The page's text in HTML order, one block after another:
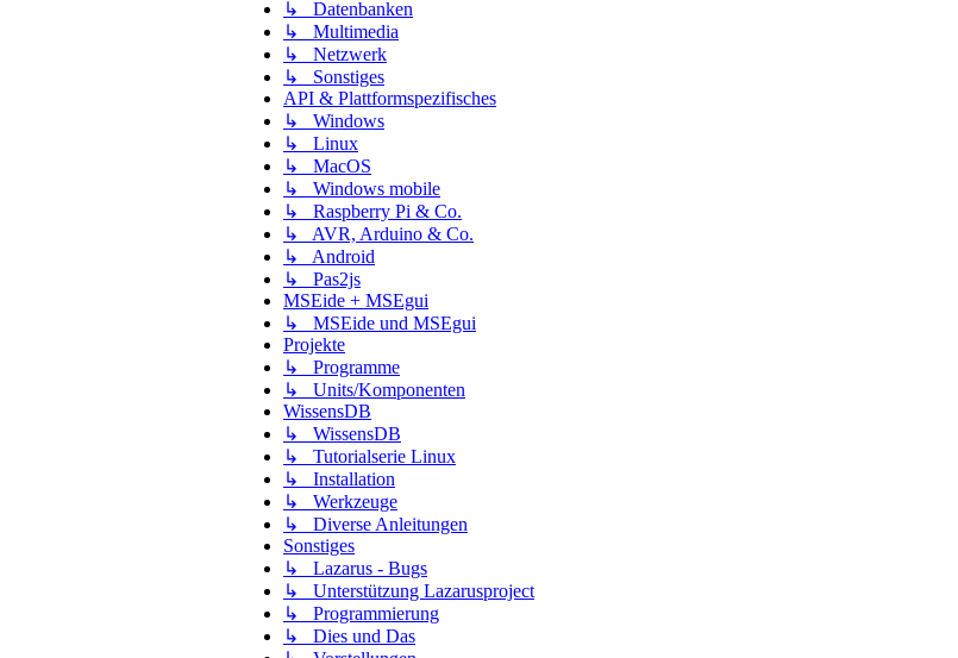
↳ Datenbanken
↳ Multimedia
↳ Netzwerk
↳ Sonstiges
API & Plattformspezifisches
↳ Windows
↳ Linux
↳ MacOS
↳ Windows mobile
↳ Raspberry Pi & Co.
↳ AVR, Arduino & Co.
↳ Android
↳ Pas2js
MSEide + MSEgui
↳ MSEide und MSEgui
Projekte
↳ Programme
↳ Units/Komponenten
WissensDB
↳ WissensDB
↳ Tutorialserie Linux
↳ Installation
↳ Werkzeuge
↳ Diverse Anleitungen
Sonstiges
↳ Lazarus - Bugs
↳ Unterstützung Lazarusproject
↳ Programmierung
↳ Dies und Das